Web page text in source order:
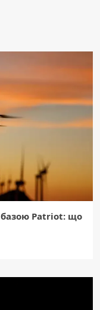
базою Patriot: що